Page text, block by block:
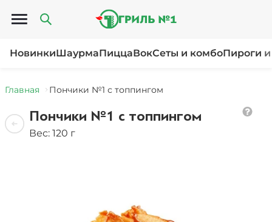
Открыть меню
НовинкиШаурмаПиццаВокСеты и комбоПироги
Главная Пончики №1 с топпингом
Пончики №1 с топпингом
Вес: 120 г